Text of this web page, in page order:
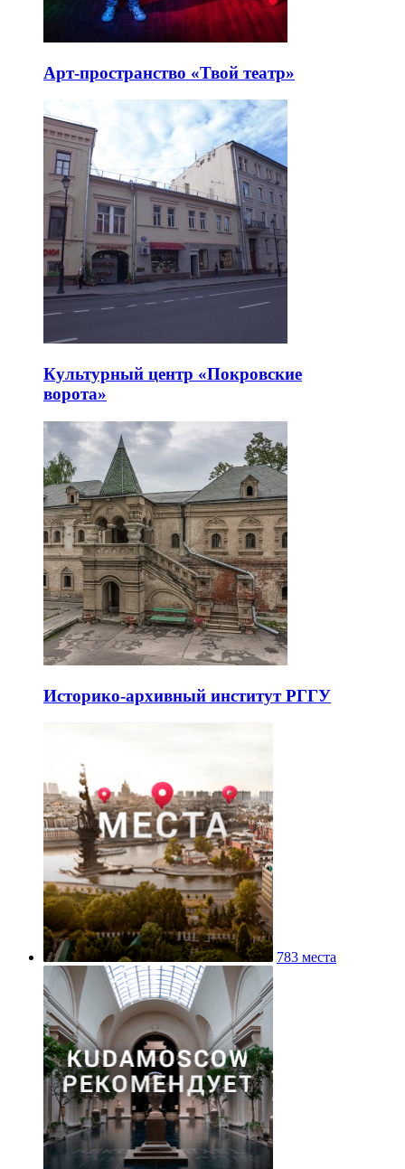
Арт-пространство «Твой театр»
Культурный центр «Покровские
ворота»
Историко-архивный институт РГГУ
783 места